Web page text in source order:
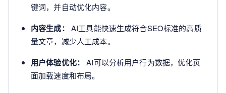
键词，并自动优化内容。
内容生成：
AI工具能快速生成符合SEO标准的高质
量文章，减少人工成本。
用户体验优化：
AI可以分析用户行为数据，优化页
面加载速度和布局。